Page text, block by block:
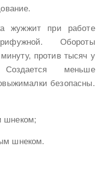
жужжит при работе
Обороты
против тысяч у
меньше
безопасны.
шнеком;
шнеком.